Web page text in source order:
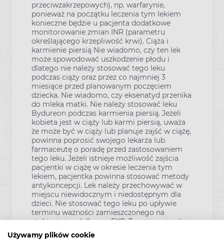
Używamy plików cookie
przeciwzakrzepowych), np. warfarynie,
ponieważ na początku leczenia tym lekiem
konieczne będzie u pacjenta dodatkowe
monitorowanie zmian INR (parametru
określającego krzepliwość krwi). Ciąża i
karmienie piersią Nie wiadomo, czy ten lek
może spowodować uszkodzenie płodu i
dlatego nie należy stosować tego leku
podczas ciąży oraz przez co najmniej 3
miesiące przed planowanym poczęciem
dziecka. Nie wiadomo, czy eksenatyd przenika
do mleka matki. Nie należy stosować leku
Bydureon podczas karmienia piersią. Jeżeli
kobieta jest w ciąży lub karmi piersią, uważa
że może być w ciąży lub planuje zajść w ciążę,
powinna poprosić swojego lekarza lub
farmaceutę o poradę przed zastosowaniem
tego leku. Jeżeli istnieje możliwość zajścia
pacjentki w ciążę w okresie leczenia tym
lekiem, pacjentka powinna stosować metody
antykoncepcji. Lek należy przechowywać w
miejscu niewidocznym i niedostępnym dla
dzieci. Nie stosować tego leku po upływie
terminu ważności zamieszczonego na
etykiecie i pudełku po: EXP. Termin ważności
oznacza ostatni dzień podanego miesiąca.
Przechowywać w lodówce (2°C do 8°C). Nie